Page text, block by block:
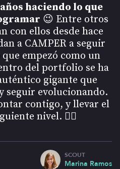
haciendo lo que
😉 Entre otros
con ellos desde hace
a CAMPER a seguir
empezó como un
del portfolio se ha
gigante que
seguir evolucionando.
contigo, y llevar el
nivel. ❤️‍🔥
SCOUT
Marina Ramos